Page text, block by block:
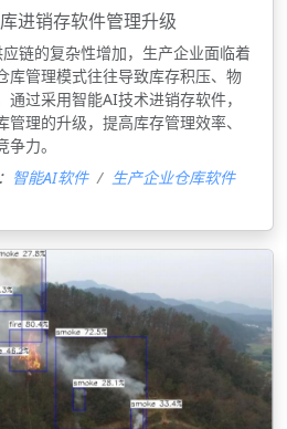
进销存软件管理升级
链的复杂性增加，生产企业面临着
库管理模式往往导致库存积压、物
过采用智能AI技术进销存软件，
理的升级，提高库存管理效率、
力。
智能AI软件
生产企业仓库软件